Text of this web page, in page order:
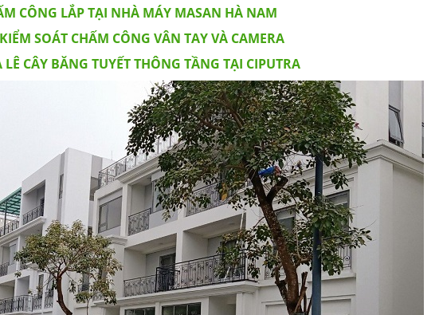
CÔNG LẮP TẠI NHÀ MÁY MASAN HÀ NAM
SOÁT CHẤM CÔNG VÂN TAY VÀ CAMERA
CÂY BĂNG TUYẾT THÔNG TẦNG TẠI CIPUTRA